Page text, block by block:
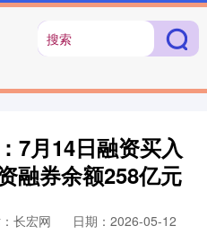
7月14日融资买入
融券余额258亿元
长宏网
日期：2026-05-12